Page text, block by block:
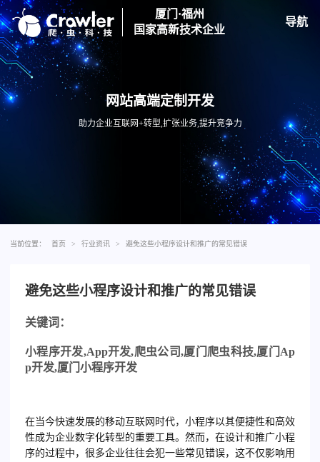
厦门·福州
国家高新技术企业
导航
网站高端定制开发
助力企业互联网+转型,扩张业务,提升竞争力
当前位置： 首页 > 行业资讯 > 避免这些小程序设计和推广的常见错误
避免这些小程序设计和推广的常见错误
关键词：
小程序开发,App开发,爬虫公司,厦门爬虫科技,厦门 Ap
p开发,厦门小程序开发
在当今快速发展的移动互联网时代，小程序以其便捷性和高效
性成为企业数字化转型的重要工具。然而，在设计和推广小程
序的过程中，很多企业往往会犯一些常见错误，这不仅影响用